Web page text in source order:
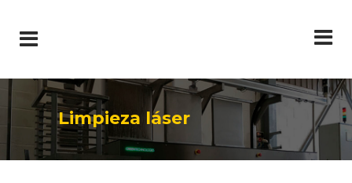
Limpieza láser